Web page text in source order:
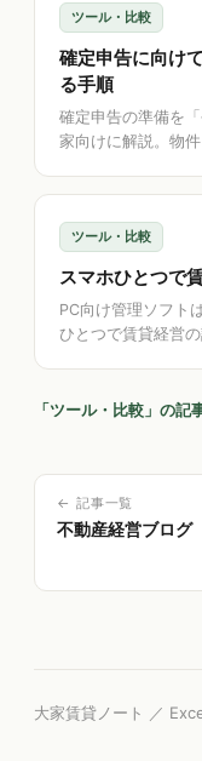
ツール・比較
確定申告に向け
る手順
確定申告の準備を
家向けに解説。物
ツール・比較
スマホひとつで
PC向け管理ソフト
ひとつで賃貸経営
「ツール・比較 」の記
← 記事一覧
不動産経営ブログ
大家賃貸ノート ／